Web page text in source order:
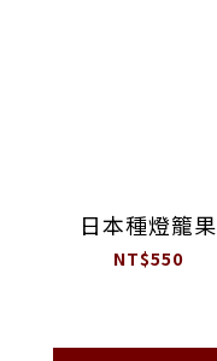
日本種燈籠果
NT$550